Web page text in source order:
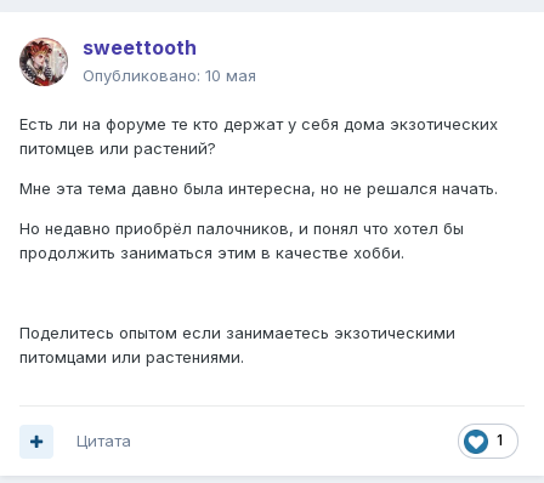
sweettooth
Опубликовано: 10 мая
Есть ли на форуме те кто держат у себя дома экзотических
питомцев или растений?
Мне эта тема давно была интересна, но не решался начать.
Но недавно приобрёл палочников, и понял что хотел бы
продолжить заниматься этим в качестве хобби.
Поделитесь опытом если занимаетесь экзотическими
питомцами или растениями.
1
Цитата